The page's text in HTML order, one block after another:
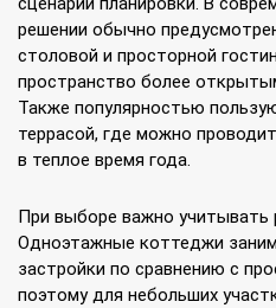
решении обычно
столовой и просторной
пространство более
Также популярностью
террасой, где можно
в теплое время года.
При выборе важно учитывать
Одноэтажные коттеджи
застройки по сравнению с
поэтому для небольших